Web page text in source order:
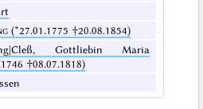
(*27.01.1775 †20.08.1854)
Gottliebin Maria
†08.07.1818)